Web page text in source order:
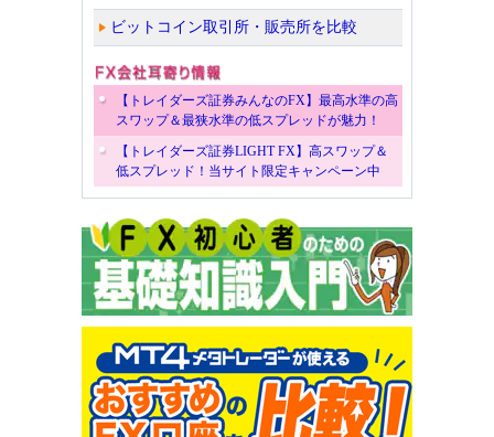
ビットコイン取引所・販売所を比較
【トレイダーズ証券みんなのFX】最高水準の高
スワップ＆最狭水準の低スプレッドが魅力！
【トレイダーズ証券LIGHT FX】高スワップ＆
低スプレッド！当サイト限定キャンペーン中